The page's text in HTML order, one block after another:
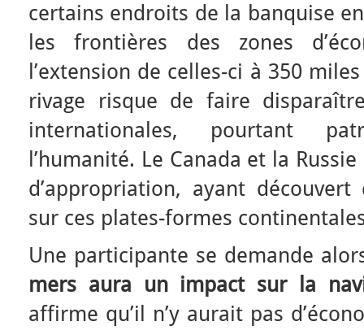
certains endroits de la banquise
les frontières des zones
l’extension de celles-ci à 350
rivage risque de faire
internationales, pourtant
l’humanité. Le Canada et la
d’appropriation, ayant découvert
sur ces plates-formes
Une participante se demande
mers aura un impact sur la
affirme qu’il n’y aurait pas